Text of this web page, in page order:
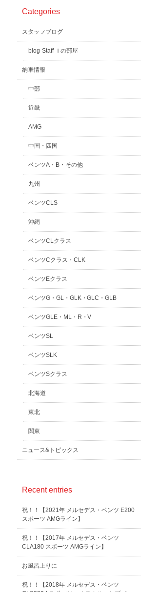
Categories
スタッフブログ
blog-Staff Ｉの部屋
納車情報
中部
近畿
AMG
中国・四国
ベンツA・B・その他
九州
ベンツCLS
沖縄
ベンツCLクラス
ベンツCクラス・CLK
ベンツEクラス
ベンツG・GL・GLK・GLC・GLB
ベンツGLE・ML・R・V
ベンツSL
ベンツSLK
ベンツSクラス
北海道
東北
関東
ニュース&トピックス
Recent entries
祝！！【2021年 メルセデス・ベンツ E200
スポーツ AMGライン】
祝！！【2017年 メルセデス・ベンツ
CLA180 スポーツ AMGライン】
お風呂上りに
祝！！【2018年 メルセデス・ベンツ